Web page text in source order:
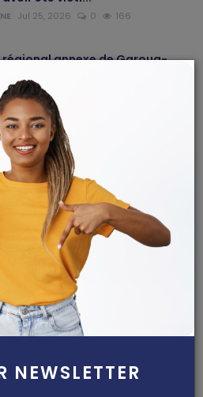
NEWSLETTER
Jul 25, 2026 0 166
annexe de Garoua-
News Jul 10, 2026
Laquintinie de Douala : le Dr
Ndo...
Jul 13, 2026